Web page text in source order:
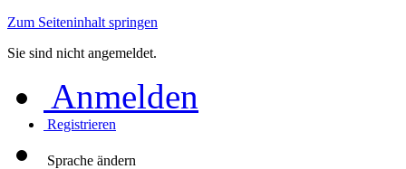
Zum Seiteninhalt springen
Sie sind nicht angemeldet.
Anmelden
Registrieren
Sprache ändern